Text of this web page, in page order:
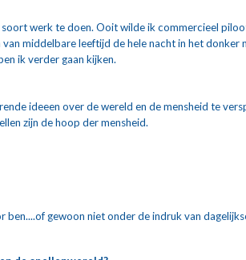
werk te doen. Ooit wilde ik commercieel
middelbare leeftijd de hele nacht in het
ik verder gaan kijken.
ideeen over de wereld en de mensheid te
zijn de hoop der mensheid.
ben....of gewoon niet onder de indruk van